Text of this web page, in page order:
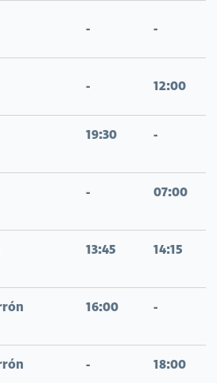
- -
- 12:00
19:30 -
- 07:00
13:45 14:15
16:00 -
- 18:00